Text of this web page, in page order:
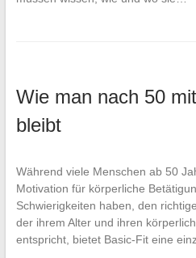
Wie man nach 50
bleibt
Während viele Menschen ab 50
Motivation für körperliche
Schwierigkeiten haben, den
der ihrem Alter und ihren
entspricht, bietet Basic-Fit eine